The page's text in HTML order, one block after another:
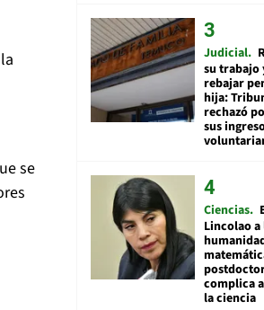
se
Judicial
su trabajo
rebajar
hija:
rechazó
sus
Ciencias
Lincolao a
complica
la ciencia